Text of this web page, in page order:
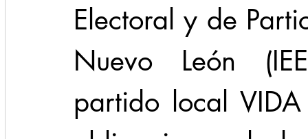
Electoral y de
Nuevo León
partido local